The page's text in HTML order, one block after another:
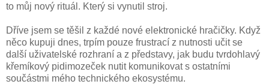
to můj nový rituál. Který si vynutil stroj.
Dříve jsem se těšil z každé nové elektronické hračičky. Když
něco kupuji dnes, trpím pouze frustrací z nutnosti učit se
další uživatelské rozhraní a z představy, jak budu tvrdohlavý
křemíkový pidimozeček nutit komunikovat s ostatními
součástmi mého technického ekosystému.